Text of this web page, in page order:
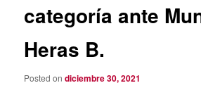
categoría ante
Heras B.
Posted ondiciembre 30, 2021